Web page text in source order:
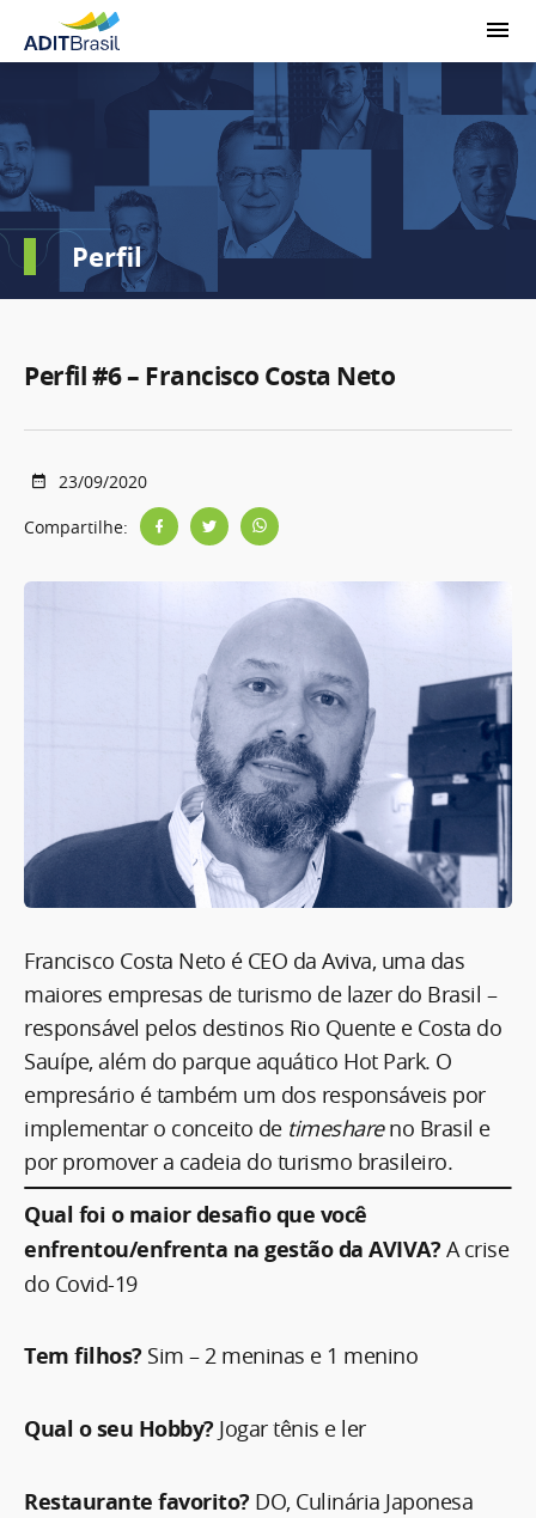
Perfil
Perfil #6 – Francisco Costa Neto
23/09/2020
Compartilhe:
Francisco Costa Neto é CEO da Aviva, uma das
maiores empresas de turismo de lazer do Brasil –
responsável pelos destinos Rio Quente e Costa do
Sauípe, além do parque aquático Hot Park. O
empresário é também um dos responsáveis por
implementar o conceito de timeshareno Brasil e
por promover a cadeia do turismo brasileiro.
Qual foi o maior desafio que você
enfrentou/enfrenta na gestão da AVIVA?A crise
do Covid-19
Tem filhos?Sim – 2 meninas e 1 menino
Qual o seu Hobby?Jogar tênis e ler
Restaurante favorito?DO, Culinária Japonesa